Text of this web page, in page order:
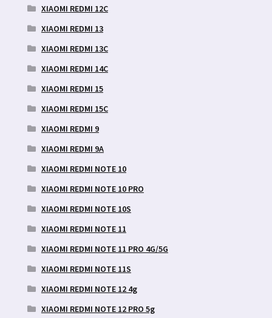
XIAOMI REDMI 12C
XIAOMI REDMI 13
XIAOMI REDMI 13C
XIAOMI REDMI 14C
XIAOMI REDMI 15
XIAOMI REDMI 15C
XIAOMI REDMI 9
XIAOMI REDMI 9A
XIAOMI REDMI NOTE 10
XIAOMI REDMI NOTE 10 PRO
XIAOMI REDMI NOTE 10S
XIAOMI REDMI NOTE 11
XIAOMI REDMI NOTE 11 PRO 4G/5G
XIAOMI REDMI NOTE 11S
XIAOMI REDMI NOTE 12 4g
XIAOMI REDMI NOTE 12 PRO 5g